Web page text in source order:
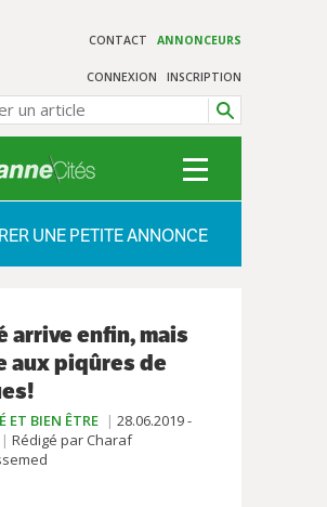
CONTACT ANNONCEURS
CONNEXION INSCRIPTION
UNE PETITE ANNONCE
arrive enfin, mais
aux piqûres de
ET BIEN ÊTRE
28.06.2019 -
Rédigé par Charaf